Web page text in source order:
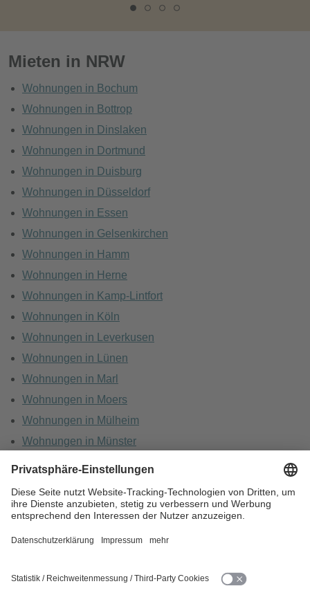
Mieten in NRW
Wohnungen in Bochum
Wohnungen in Bottrop
Wohnungen in Dinslaken
Wohnungen in Dortmund
Wohnungen in Duisburg
Wohnungen in Düsseldorf
Wohnungen in Essen
Wohnungen in Gelsenkirchen
Wohnungen in Hamm
Wohnungen in Herne
Wohnungen in Kamp-Lintfort
Wohnungen in Köln
Wohnungen in Leverkusen
Wohnungen in Lünen
Wohnungen in Marl
Wohnungen in Moers
Wohnungen in Mülheim
Wohnungen in Münster
HOME KARRIERE
BARRIEREFREIHEIT IMPRESSUM